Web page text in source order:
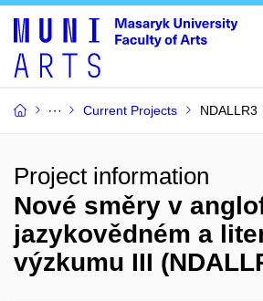
Current Projects NDALLR3
Project information
Nové směry v
jazykovědném a
výzkumu III